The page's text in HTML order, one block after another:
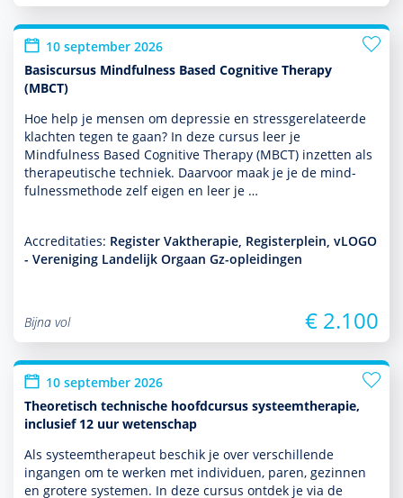
10 september 2026
Basiscursus Mindfulness Based Cognitive Therapy
(MBCT)
Hoe help je mensen om depres­sie en stressgerelateerde
klachten tegen te gaan? In deze cursus leer je
Mindfulness Based Cognitive Therapy (MBCT) inzetten als
thera­peu­tische techniek. Daarvoor maak je je de mind­
fulnessmethode zelf eigen en leer je …
Accreditaties: Register Vaktherapie, Registerplein, vLOGO
- Vereniging Landelijk Orgaan Gz-opleidingen
Bijna vol € 2.100
10 september 2026
Theoretisch technische hoofdcursus systeemtherapie,
inclusief 12 uur wetenschap
Als systeem­thera­peut beschik je over ver­schil­lende
ingangen om te werken met individuen, paren, gezin­nen
en grotere systemen. In deze cursus ontdek je via de